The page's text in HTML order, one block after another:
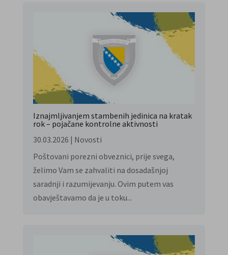
Iznajmljivanjem stambenih jedinica na kratak
rok – pojačane kontrolne aktivnosti
30.03.2026 | Novosti
Poštovani porezni obveznici, prije svega,
želimo Vam se zahvaliti na dosadašnjoj
saradnji i razumijevanju. Ovim putem vas
obavještavamo da je u toku...